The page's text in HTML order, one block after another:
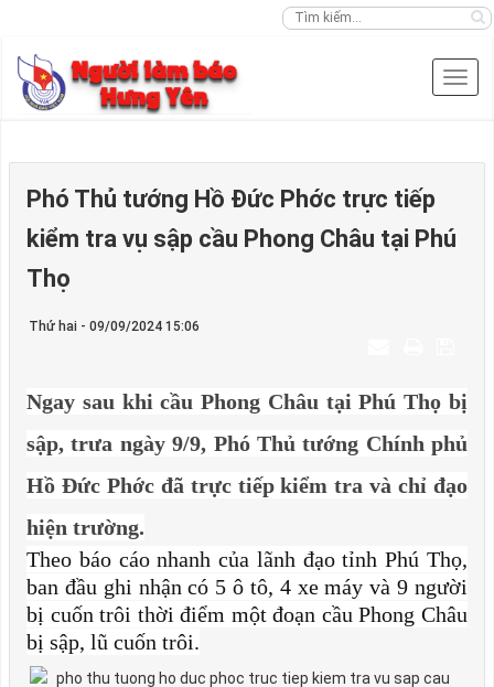
Phó Thủ tướng Hồ Đức Phớc trực tiếp
kiểm tra vụ sập cầu Phong Châu tại Phú
Thọ
Thứ hai - 09/09/2024 15:06
Ngay sau khi cầu Phong Châu tại Phú Thọ bị
sập, trưa ngày 9/9, Phó Thủ tướng Chính phủ
Hồ Đức Phớc đã trực tiếp kiểm tra và chỉ đạo
hiện trường.
Theo báo cáo nhanh của lãnh đạo tỉnh Phú Thọ,
ban đầu ghi nhận có 5 ô tô, 4 xe máy và 9 người
bị cuốn trôi thời điểm một đoạn cầu Phong Châu
bị sập, lũ cuốn trôi.